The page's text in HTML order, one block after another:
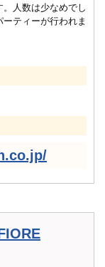
人数は少なめでし
ティーが行われま